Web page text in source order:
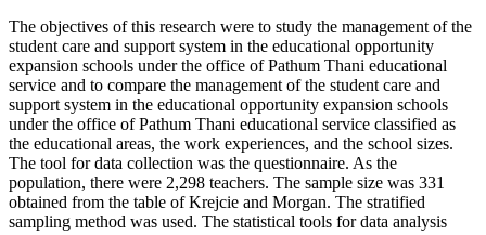
The objectives of this research were to study the management of the
student care and support system in the educational opportunity
expansion schools under the office of Pathum Thani educational
service and to compare the management of the student care and
support system in the educational opportunity expansion schools
under the office of Pathum Thani educational service classified as
the educational areas, the work experiences, and the school sizes.
The tool for data collection was the questionnaire. As the
population, there were 2,298 teachers. The sample size was 331
obtained from the table of Krejcie and Morgan. The stratified
sampling method was used. The statistical tools for data analysis